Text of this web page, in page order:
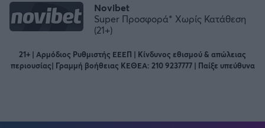
Novibet
Super Προσφορά* Χωρίς Κατάθεση
(21+)
21+ | Αρμόδιος Ρυθμιστής ΕΕΕΠ | Κίνδυνος εθισμού & απώλειας
περιουσίας| Γραμμή βοήθειας ΚΕΘΕΑ: 210 9237777 | Παίξε υπεύθυνα